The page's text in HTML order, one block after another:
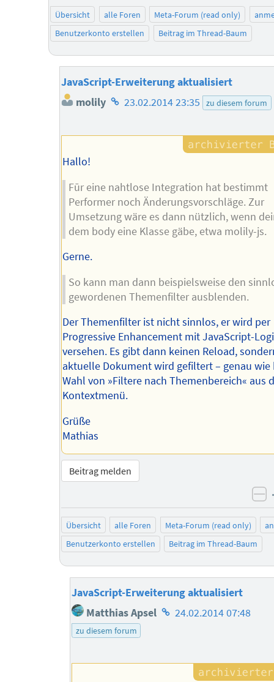
Übersicht alle Foren Meta-Forum (read only)
Benutzerkonto erstellen
Beitrag im Thread-Baum
JavaScript-Erweiterung aktualisiert
molily Homepage
Autors
23.02.2014 23:35 zu diesem forum
Hallo!
Fūr eine nahtlose Integration hat bestimmt
Performer noch Änderungsvorschläge. Zur
Umsetzung wäre es dann nützlich, wenn
dem body eine Klasse gäbe, etwa molily-js.
Gerne.
So kann man dann beispielsweise den
gewordenen Themenfilter ausblenden.
Der Themenfilter ist nicht sinnlos, er wird per
Progressive Enhancement mit JavaScript-
versehen. Es gibt dann keinen Reload,
aktuelle Dokument wird gefiltert – genau wie
Wahl von »Filtere nach Themenbereich« aus
Kontextmenü.
Grüße
Mathias
Beitrag melden
Übersicht alle Foren Meta-Forum (read only)
Benutzerkonto erstellen
Beitrag im Thread-Baum
JavaScript-Erweiterung aktualisiert
Matthias Apsel Homepage
24.02.2014 07:48
zu diesem forum